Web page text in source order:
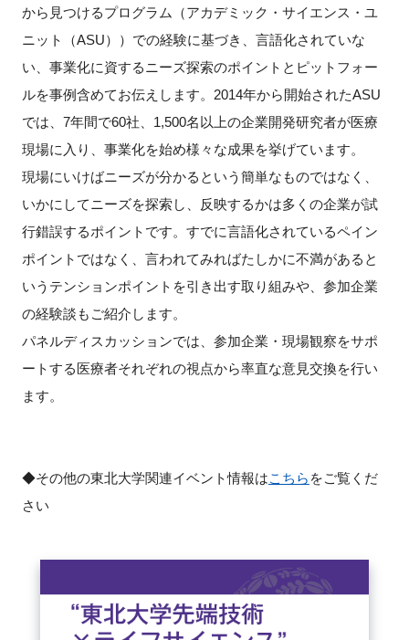
LINK-Jを知る
特別会員
施設・アクセス
FAQ
イベントお知らせメール登録
閉じる
から見つけるプログラム（アカデミック・サイエンス・ユ
ニット（ASU））での経験に基づき、言語化されていな
い、事業化に資するニーズ探索のポイントとピットフォー
ルを事例含めてお伝えします。2014年から開始されたASU
では、7年間で60社、1,500名以上の企業開発研究者が医療
現場に入り、事業化を始め様々な成果を挙げています。
現場にいけばニーズが分かるという簡単なものではなく、
いかにしてニーズを探索し、反映するかは多くの企業が試
行錯誤するポイントです。すでに言語化されているペイン
ポイントではなく、言われてみればたしかに不満があると
いうテンションポイントを引き出す取り組みや、参加企業
の経験談もご紹介します。
パネルディスカッションでは、参加企業・現場観察をサポ
ートする医療者それぞれの視点から率直な意見交換を行い
ます。
◆その他の東北大学関連イベント情報はこちら をご覧くだ
さい